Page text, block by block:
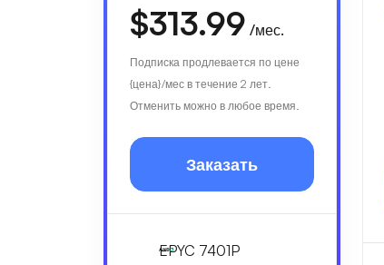
$313.99 /мес.
Подписка продлевается по цене
{цена}/мес в течение 2 лет.
Отменить можно в любое время.
Заказать
EPYC 7401P